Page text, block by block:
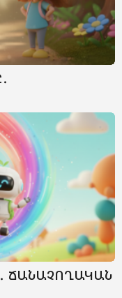
ՃԱՆԱՉՈՂԱԿԱՆ